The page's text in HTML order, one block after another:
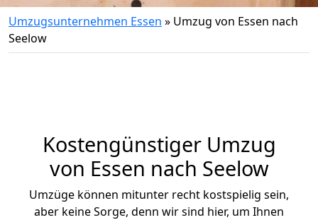
Umzugsunternehmen Essen » Umzug von Essen nach
Seelow
Kostengünstiger Umzug
von Essen nach Seelow
Umzüge können mitunter recht kostspielig sein,
aber keine Sorge, denn wir sind hier, um Ihnen